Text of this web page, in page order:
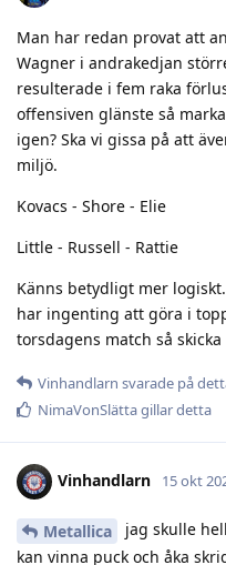
Man har redan provat att
Wagner i andrakedjan
resulterade i fem raka
offensiven glänste så
igen? Ska vi gissa på att
miljö.
Kovacs - Shore - Elie
Little - Russell - Rattie
Känns betydligt mer
har ingenting att göra i
torsdagens match så
Vinhandlarn svarade på
NimaVonSlättagillar detta
Vinhandlarn 15 okt
Metallica
jag skulle
kan vinna puck och åka